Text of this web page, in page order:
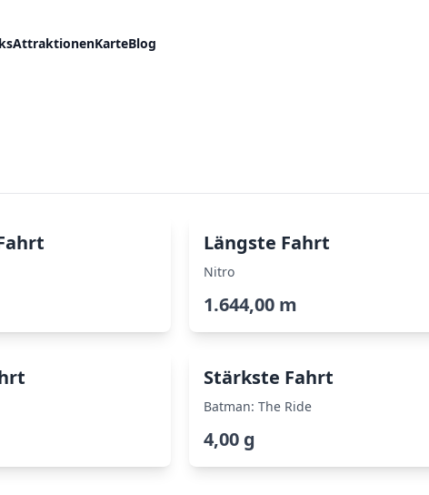
AttraktionenKarteBlog
Längste Fahrt
Nitro
1.644,00 m
Stärkste Fahrt
Batman: The Ride
4,00 g